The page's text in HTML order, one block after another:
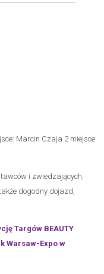
i zwiedzających,
dogodny dojazd,
Targów BEAUTY
Warsaw-Expo w